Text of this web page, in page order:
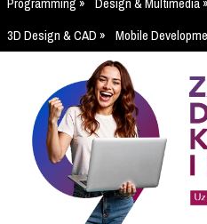
PROGRAM
UPIS
ŠTA DOBIJATE
UČENJE NA DALJINU
DIPLOME I SERTIFIKATI
O IT AKADEMIJI
3D Design & CAD
Mobile